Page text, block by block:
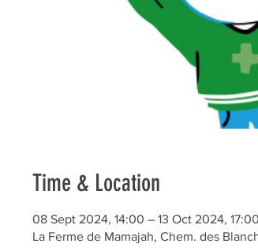
Time & Location
08 Sept 2024, 14:00 – 13 Oct 2024, 17:00
La Ferme de Mamajah, Chem. des